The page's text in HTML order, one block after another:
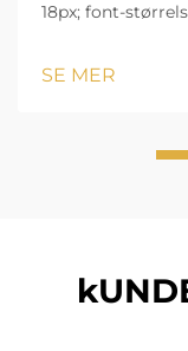
18px; font-
!important; font-v...
SE MER